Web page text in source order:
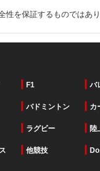
性を保証するものではあ
F1 バ
バドミントン カ
ラグビー 陸
他競技